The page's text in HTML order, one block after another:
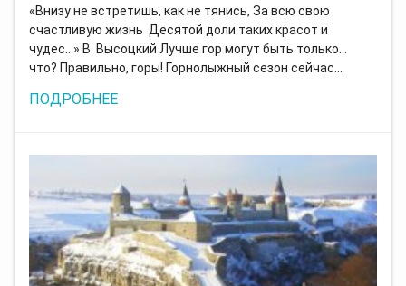
«Внизу не встретишь, как не тянись, За всю свою
счастливую жизнь Десятой доли таких красот и
чудес...» В. Высоцкий Лучше гор могут быть только…
что? Правильно, горы! Горнолыжный сезон сейчас…
ПОДРОБНЕЕ